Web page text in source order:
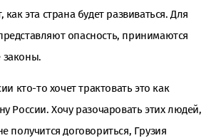
эта страна будет развиваться. Для
опасность, принимаются
законы.
кто-то хочет трактовать это как
России. Хочу разочаровать этих людей,
получится договориться, Грузия